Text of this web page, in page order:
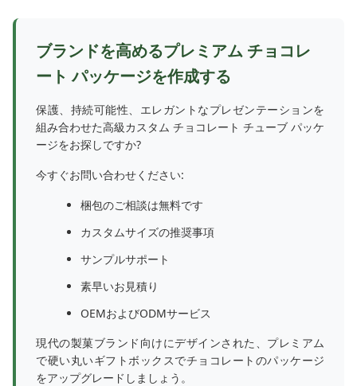
ブランドを高めるプレミアム チョコレ
ート パッケージを作成する
保護、持続可能性、エレガントなプレゼンテーションを
組み合わせた高級カスタム チョコレート チューブ パッケ
ージをお探しですか?
今すぐお問い合わせください:
梱包のご相談は無料です
カスタムサイズの推奨事項
サンプルサポート
素早いお見積り
OEMおよびODMサービス
現代の製菓ブランド向けにデザインされた、プレミアム
で硬い丸いギフトボックスでチョコレートのパッケージ
をアップグレードしましょう。